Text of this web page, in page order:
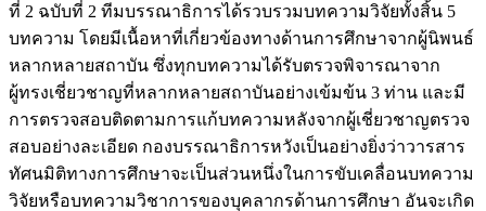
ที่ 2 ฉบับที่ 2 ทีมบรรณาธิการได้รวบรวมบทความวิจัยทั้งสิ้น 5
บทความ โดยมีเนื้อหาที่เกี่ยวข้องทางด้านการศึกษาจากผู้นิพนธ์
หลากหลายสถาบัน ซึ่งทุกบทความได้รับตรวจพิจารณาจาก
ผู้ทรงเชี่ยวชาญที่หลากหลายสถาบันอย่างเข้มข้น 3 ท่าน และมี
การตรวจสอบติดตามการแก้บทความหลังจากผู้เชี่ยวชาญตรวจ
สอบอย่างละเอียด กองบรรณาธิการหวังเป็นอย่างยิ่งว่าวารสาร
ทัศนมิติทางการศึกษาจะเป็นส่วนหนึ่งในการขับเคลื่อนบทความ
วิจัยหรือบทความวิชาการของบุคลากรด้านการศึกษา อันจะเกิด